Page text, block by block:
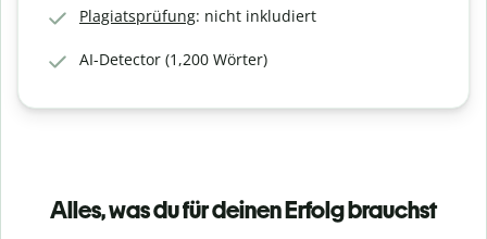
Plagiatsprüfung: nicht inkludiert
AI-Detector (1,200 Wörter)
Alles, was du für deinen Erfolg brauchst